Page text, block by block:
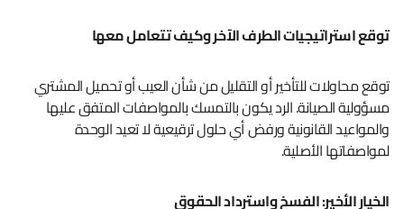
توقع استراتيجيات الطرف الآخر وكيف تتعامل معها
توقع محاولات للتأخير أو التقليل من شأن العيب أو تحميل المشتري
مسؤولية الصيانة. الرد يكون بالتمسك بالمواصفات المتفق عليها
والمواعيد القانونية ورفض أي حلول ترقيعية لا تعيد الوحدة
لمواصفاتها الأصلية.
الخيار الأخير: الفسخ واسترداد الحقوق